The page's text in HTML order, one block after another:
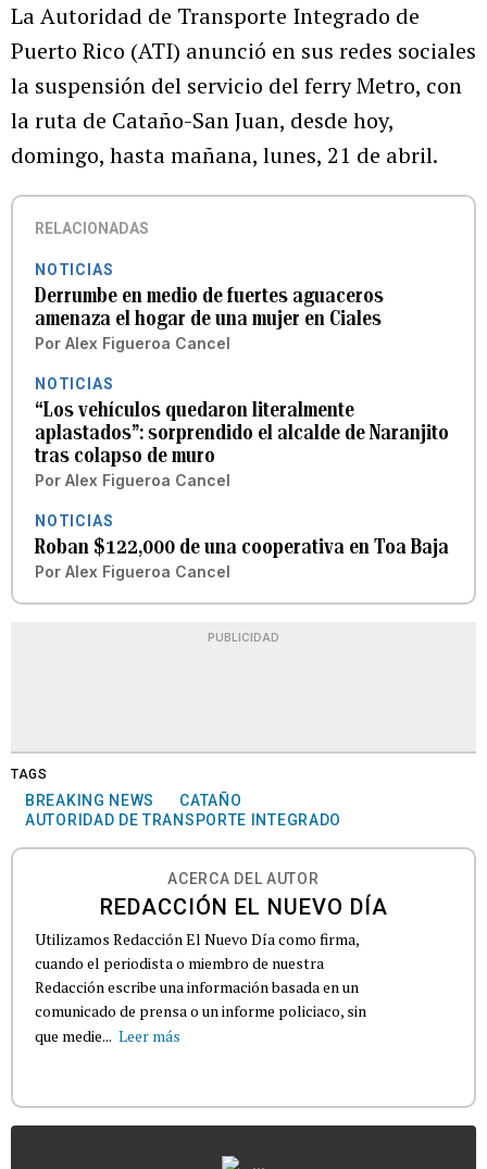
La Autoridad de Transporte Integrado de
Puerto Rico (ATI) anunció en sus redes sociales
la suspensión del servicio del ferry Metro, con
la ruta de Cataño-San Juan, desde hoy,
domingo, hasta mañana, lunes, 21 de abril.
RELACIONADAS
NOTICIAS
Derrumbe en medio de fuertes aguaceros
amenaza el hogar de una mujer en Ciales
Por Alex Figueroa Cancel
NOTICIAS
“Los vehículos quedaron literalmente
aplastados”: sorprendido el alcalde de Naranjito
tras colapso de muro
Por Alex Figueroa Cancel
NOTICIAS
Roban $122,000 de una cooperativa en Toa Baja
Por Alex Figueroa Cancel
PUBLICIDAD
TAGS
BREAKING NEWS
CATAÑO
AUTORIDAD DE TRANSPORTE INTEGRADO
ACERCA DEL AUTOR
REDACCIÓN EL NUEVO DÍA
Utilizamos Redacción El Nuevo Día como firma,
cuando el periodista o miembro de nuestra
Redacción escribe una información basada en un
comunicado de prensa o un informe policiaco, sin
que medie... Leer más
...